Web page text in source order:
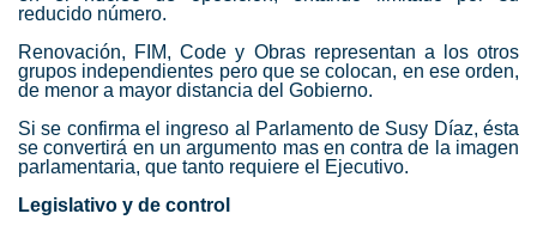
reducido número.
Renovación, FIM, Code y Obras representan a los otros
grupos independientes pero que se colocan, en ese orden,
de menor a mayor distancia del Gobierno.
Si se confirma el ingreso al Parlamento de Susy Díaz, ésta
se convertirá en un argumento mas en contra de la imagen
parlamentaria, que tanto requiere el Ejecutivo.
Legislativo y de control